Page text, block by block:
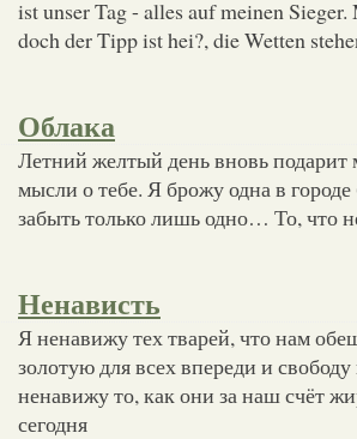
ist unser Tag - alles auf meinen
doch der Tipp ist hei?, die Wetten
Облака
Летний желтый день вновь
мысли о тебе. Я брожу одна в
забыть только лишь одно… То, что
Ненависть
Я ненавижу тех тварей, что нам
золотую для всех впереди и
ненавижу то, как они за наш счёт
сегодня